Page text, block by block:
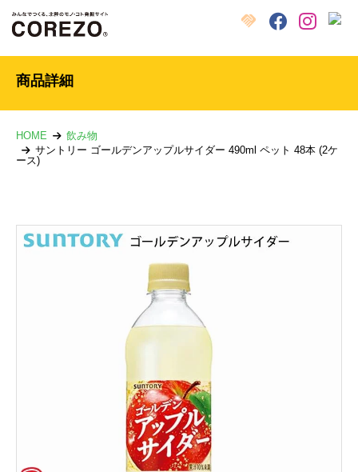
クラウドファンディング
FacebookInstagram
X
商品詳細
HOME
飲み物
サントリー ゴールデンアップルサイダー 490ml ペット 48本 (2ケ
ース)